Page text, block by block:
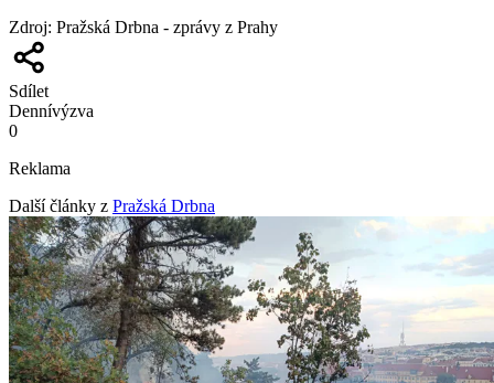
Zdroj: Pražská Drbna - zprávy z Prahy
Sdílet
Dennívýzva
0
Reklama
Další články z Pražská Drbna